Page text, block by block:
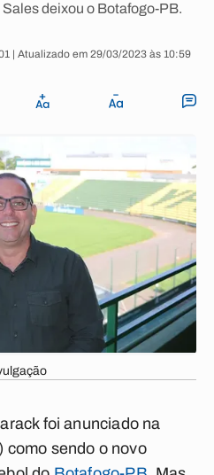
deixou o Botafogo-PB.
| Atualizado em 29/03/2023 às 10:59
foi anunciado na
como sendo o novo